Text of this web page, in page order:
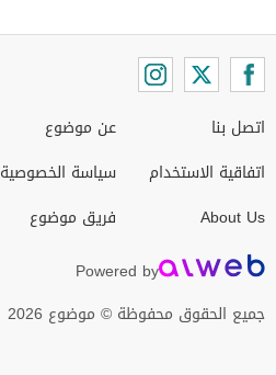
اتصل بنا
اتفاقية الاستخدام
About Us
عن موضوع
سياسة الخصوصية
فريق موضوع
Powered by
جميع الحقوق محفوظة © موضوع 2026